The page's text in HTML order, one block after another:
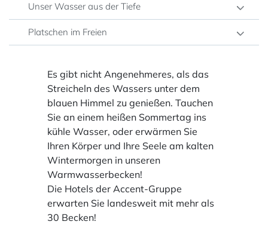
Unser Wasser aus der Tiefe
Platschen im Freien
Es gibt nicht Angenehmeres, als das
Streicheln des Wassers unter dem
blauen Himmel zu genießen. Tauchen
Sie an einem heißen Sommertag ins
kühle Wasser, oder erwärmen Sie
Ihren Körper und Ihre Seele am kalten
Wintermorgen in unseren
Warmwasserbecken!
Die Hotels der Accent-Gruppe
erwarten Sie landesweit mit mehr als
30 Becken!